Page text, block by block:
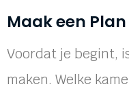
Maak een Plan
Voordat je begint,
maken. Welke